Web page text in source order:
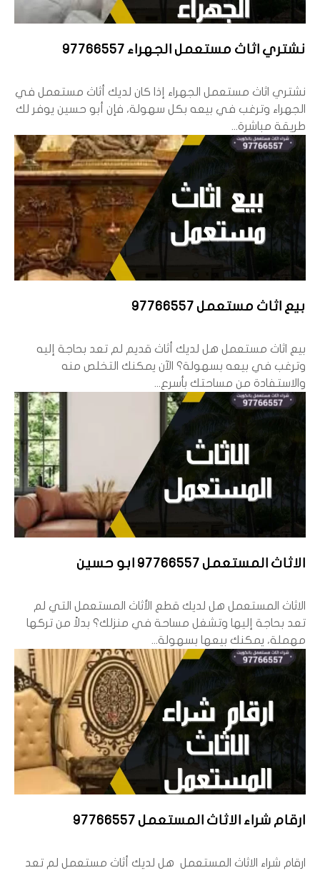
نشتري اثاث مستعمل الجهراء 97766557
نشتري اثاث مستعمل الجهراء إذا كان لديك أثاث مستعمل في
الجهراء وترغب في بيعه بكل سهولة، فإن أبو حسين يوفر لك
طريقة مباشرة...
بيع اثاث مستعمل 97766557
بيع اثاث مستعمل هل لديك أثاث قديم لم تعد بحاجة إليه
وترغب في بيعه بسهولة؟ الآن يمكنك التخلص منه
والاستفادة من مساحتك بأسرع...
الاثاث المستعمل 97766557 ابو حسين
الاثاث المستعمل هل لديك قطع الأثاث المستعمل التي لم
تعد بحاجة إليها وتشغل مساحة في منزلك؟ بدلاً من تركها
مهملة، يمكنك بيعها بسهولة...
ارقام شراء الاثاث المستعمل 97766557
ارقام شراء الاثاث المستعمل هل لديك أثاث مستعمل لم تعد